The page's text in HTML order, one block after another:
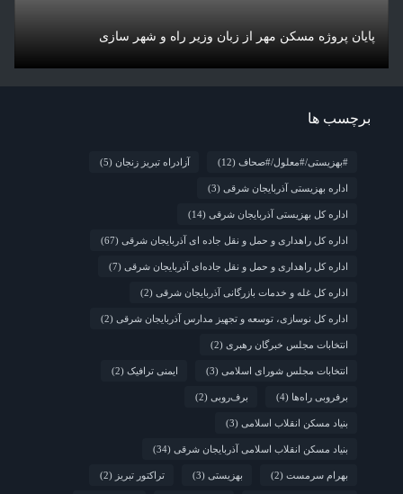
پایان پروژه مسکن مهر از زبان وزیر راه و شهر سازی
برچسب ها
#بهزیستی/#معلول/#صحاف (12) آزادراه تبریز زنجان (5)
اداره بهزیستی آذربایجان شرقی (3)
اداره کل بهزیستی آذربایجان شرقی (14)
اداره کل راهداری و حمل و نقل جاده ای آذربایجان شرقی (67)
اداره کل راهداری و حمل و نقل جاده‌ای آذربایجان شرقی (7)
اداره کل غله و خدمات بازرگانی آذربایجان شرقی (2)
اداره کل نوسازی، توسعه و تجهیز مدارس آذربایجان شرقی (2)
انتخابات مجلس خبرگان رهبری (2)
انتخابات مجلس شورای اسلامی (3) ایمنی ترافیک (2)
برفروبی راه‌ها (4) برف‌روبی (2)
بنیاد مسکن انقلاب اسلامی (3)
بنیاد مسکن انقلاب اسلامی آذربایجان شرقی (34)
بهرام سرمست (2) بهزیستی (3) تراکتور تبریز (2)